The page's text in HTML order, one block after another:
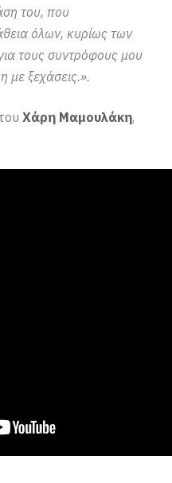
του, που
όλων, κυρίως των
τους συντρόφους μου
με ξεχάσεις.».
Χάρη Μαμουλάκη,